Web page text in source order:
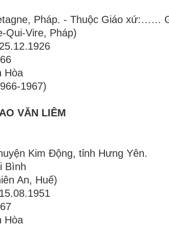
Pháp. - Thuộc Giáo xứ:……
Qui-Vire, Pháp)
Hòa
1967)
VĂN LIÊM
Kim Động, tỉnh Hưng Yên.
Bình
An, Huế)
Hòa